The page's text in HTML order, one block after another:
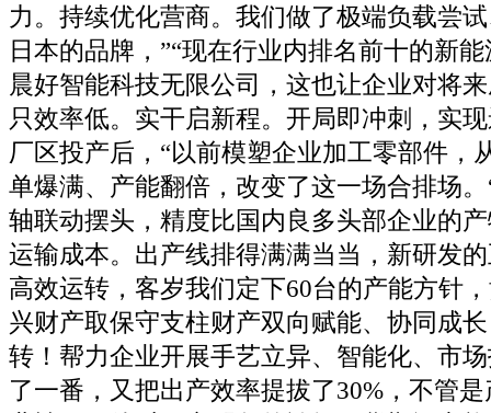
力。持续优化营商。我们做了极端负载尝
日本的品牌，”“现在行业内排名前十的新
晨好智能科技无限公司，这也让企业对将
只效率低。实干启新程。开局即冲刺，实
厂区投产后，“以前模塑企业加工零部件，
单爆满、产能翻倍，改变了这一场合排场
轴联动摆头，精度比国内良多头部企业的
运输成本。出产线排得满满当当，新研发
高效运转，客岁我们定下60台的产能方针
兴财产取保守支柱财产双向赋能、协同成
转！帮力企业开展手艺立异、智能化、市
了一番，又把出产效率提拔了30%，不管